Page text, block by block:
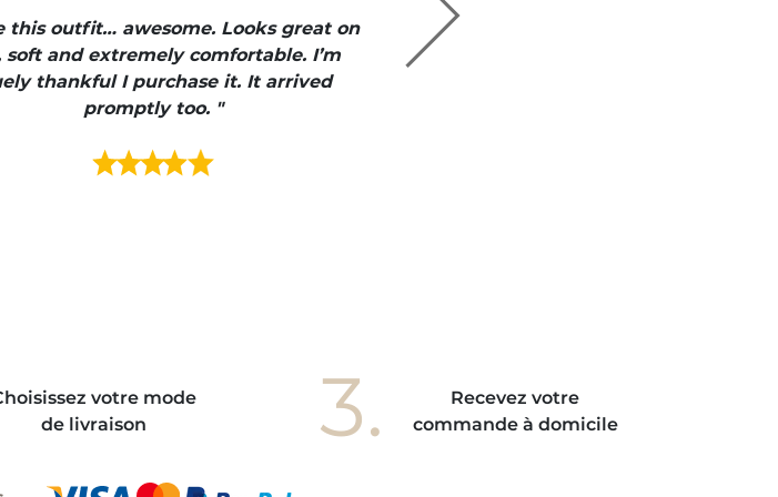
this outfit… awesome. Looks great on
soft and extremely comfortable. I’m
thankful I purchase it. It arrived
promptly too. "
votre mode
de livraison
3.
Recevez votre
commande à domicile